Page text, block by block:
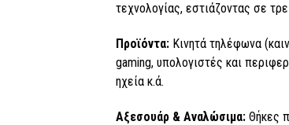
τεχνολογίας, εστιάζοντας σε
Προϊόντα:Κινητά τηλέφωνα
gaming, υπολογιστές και
ηχεία κ.ά.
Αξεσουάρ & Αναλώσιμα:Θήκες